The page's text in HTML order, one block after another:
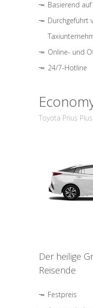
Basierend
Durchgeführt
Online- und
24/7-Hotline
Toyota Prius
Der heilige
Reisende
Festpreis